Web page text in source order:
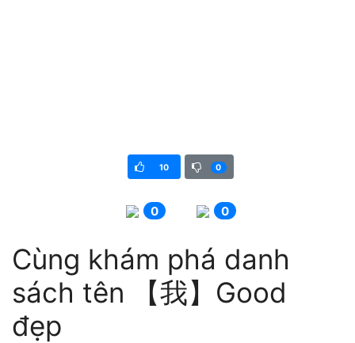
10 0
0 0
Cùng khám phá danh
sách tên 【我】Good
đẹp